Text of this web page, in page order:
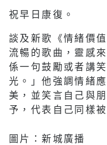
祝早日康復。
談及新歌《情緒價
流暢的歌曲，靈感
係一句鼓勵或者講
光。」他強調情緒
美，並笑言自己與
予，代表自己同樣
圖片：新城廣播